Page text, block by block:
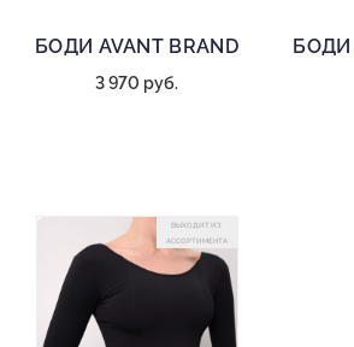
БОДИ AVANT BRAND
3 970 руб.
БОДИ
ВЫХОДИТ ИЗ
АССОРТИМЕНТА